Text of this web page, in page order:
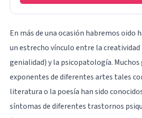
En más de una ocasión habremos oido
un estrecho vínculo entre la creatividad
genialidad) y la psicopatología. Muchos
exponentes de diferentes artes tales
literatura o la poesía han sido
síntomas de diferentes trastornos